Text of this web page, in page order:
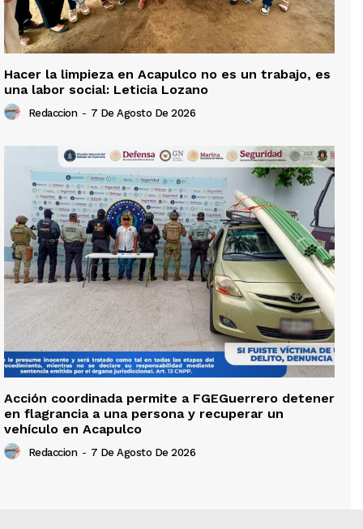
Hacer la limpieza en Acapulco no es un trabajo, es
una labor social: Leticia Lozano
Redaccion - 7 De Agosto De 2026
Acción coordinada permite a FGEGuerrero detener
en flagrancia a una persona y recuperar un
vehículo en Acapulco
Redaccion - 7 De Agosto De 2026